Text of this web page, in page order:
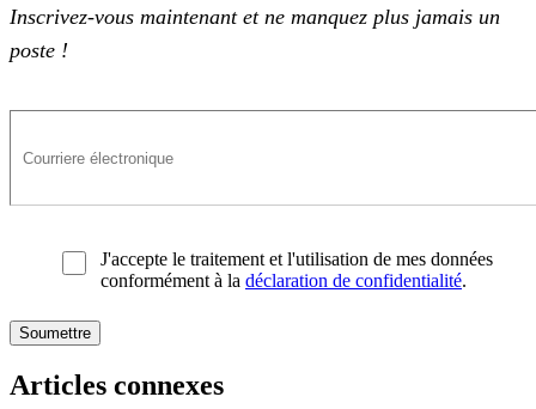
Inscrivez-vous maintenant et ne manquez plus jamais un
poste !
J'accepte le traitement et l'utilisation de mes données
conformément à la déclaration de confidentialité.
Articles connexes